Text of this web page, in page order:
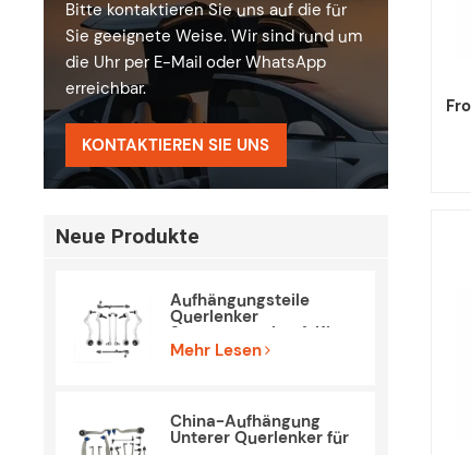
Bitte kontaktieren Sie uns auf die für
Sie geeignete Weise. Wir sind rund um
die Uhr per E-Mail oder WhatsApp
erreichbar.
KONTAKTIEREN SIE UNS
Neue Produkte
Aufhängungsteile
Querlenker
Spurstangenkopf-Kit
für BMW E90 E84
Mehr Lesen
China-Aufhängung
Unterer Querlenker für